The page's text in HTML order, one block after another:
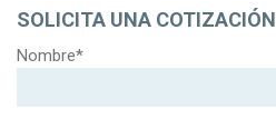
SOLICITA UNA COTIZACIÓN
Nombre*